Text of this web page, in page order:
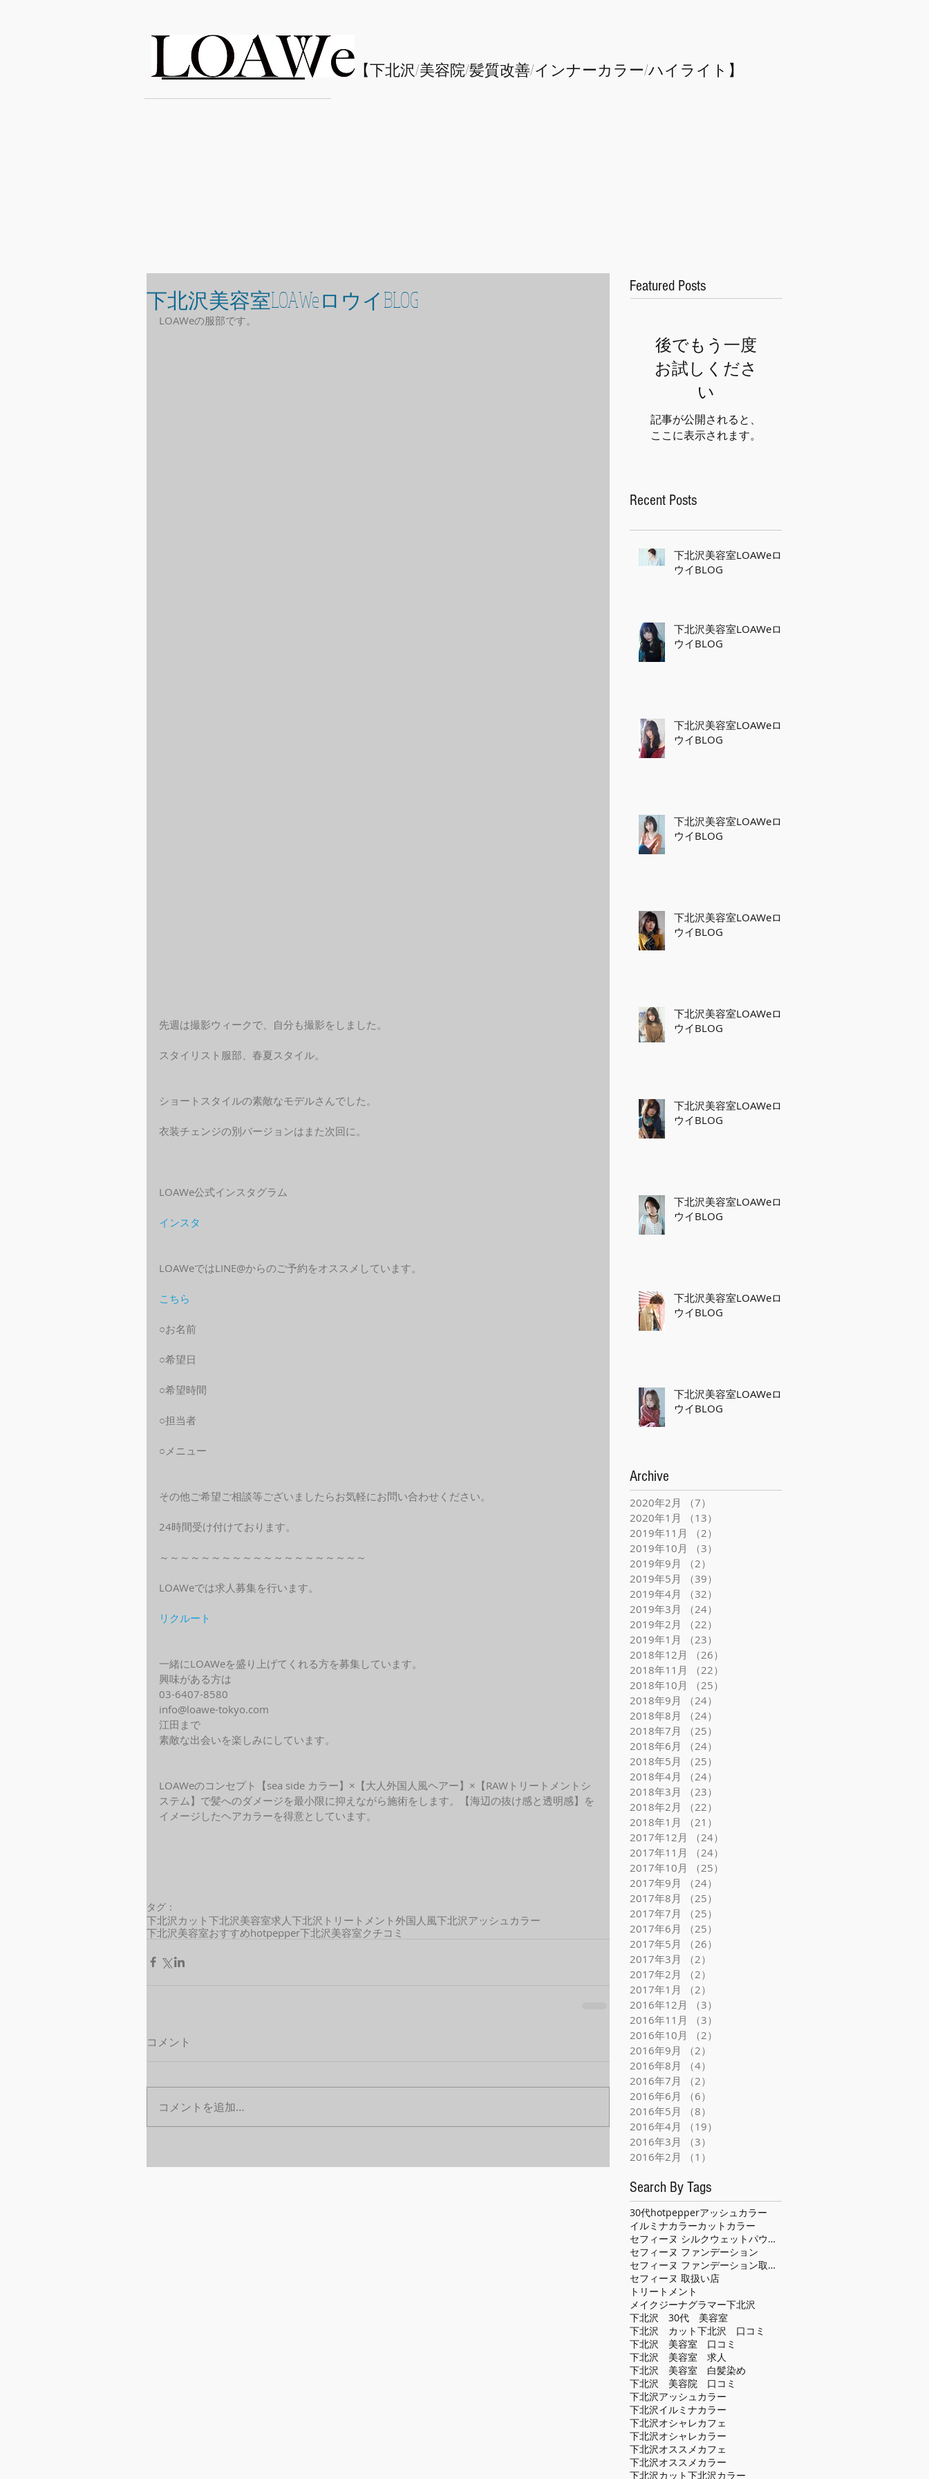
LOAWe ​【下北沢/美容院/髪質改善/インナーカラー/​ハイライト】
下北沢美容室LOAWeロウイBLOG
LOAWeの服部です。
先週は撮影ウィークで、自分も撮影をしました。
スタイリスト服部、春夏スタイル。
ショートスタイルの素敵なモデルさんでした。
衣装チェンジの別バージョンはまた次回に。
LOAWe公式インスタグラム
インスタ
LOAWeではLINE@からのご予約をオススメしています。
こちら
○お名前
○希望日
○希望時間
○担当者
○メニュー
その他ご希望ご相談等ございましたらお気軽にお問い合わせください。
24時間受け付けております。
～～～～～～～～～～～～～～～～～～～～
LOAWeでは求人募集を行います。
リクルート
一緒にLOAWeを盛り上げてくれる方を募集しています。
興味がある方は
03-6407-8580
info@loawe-tokyo.com
江田まで
素敵な出会いを楽しみにしています。
LOAWeのコンセプト【sea side カラー】×【大人外国人風ヘアー】×【RAWトリートメントシ
ステム】で髪へのダメージを最小限に抑えながら施術をします。【海辺の抜け感と透明感】を
イメージしたヘアカラーを得意としています。
タグ：
下北沢カット 下北沢美容室求人 下北沢トリートメント 外国人風下北沢アッシュカラー
下北沢美容室おすすめhotpepper下北沢美容室クチコミ
コメント
コメントを追加…
Featured Posts
後でもう一度
お試しくださ
い
記事が公開されると、
ここに表示されます。
Recent Posts
下北沢美容室LOAWeロ
ウイBLOG
下北沢美容室LOAWeロ
ウイBLOG
下北沢美容室LOAWeロ
ウイBLOG
下北沢美容室LOAWeロ
ウイBLOG
下北沢美容室LOAWeロ
ウイBLOG
下北沢美容室LOAWeロ
ウイBLOG
下北沢美容室LOAWeロ
ウイBLOG
下北沢美容室LOAWeロ
ウイBLOG
下北沢美容室LOAWeロ
ウイBLOG
下北沢美容室LOAWeロ
ウイBLOG
Archive
2020年2月 （7）
2020年1月
（13）
2019年11月
（2）
2019年10月
（3）
2019年9月
（2）
2019年5月
（39）
2019年4月
（32）
2019年3月
（24）
2019年2月
（22）
2019年1月
（23）
2018年12月
（26）
2018年11月
（22）
2018年10月
（25）
2018年9月
（24）
2018年8月
（24）
2018年7月
（25）
2018年6月
（24）
2018年5月
（25）
2018年4月
（24）
2018年3月
（23）
2018年2月
（22）
2018年1月
（21）
2017年12月
（24）
2017年11月
（24）
2017年10月
（25）
2017年9月
（24）
2017年8月
（25）
2017年7月
（25）
2017年6月
（25）
2017年5月
（26）
2017年3月
（2）
2017年2月
（2）
2017年1月
（2）
2016年12月
（3）
2016年11月
（3）
2016年10月
（2）
2016年9月
（2）
2016年8月
（4）
2016年7月
（2）
2016年6月
（6）
2016年5月
（8）
2016年4月
（19）
2016年3月
（3）
2016年2月
（1）
Search By Tags
30代hotpepperアッシュカラー
イルミナカラーカット カラー
セフィーヌ シルクウェットパウダー
セフィーヌ ファンデーション
セフィーヌ ファンデーション取扱い店
セフィーヌ 取扱い店
トリートメント
メイクジーナグラマー下北沢
下北沢 30代 美容室
下北沢 カット下北沢 口コミ
下北沢 美容室 口コミ
下北沢 美容室 求人
下北沢 美容室 白髪染め
下北沢 美容院 口コミ
下北沢アッシュカラー
下北沢イルミナカラー
下北沢オシャレカフェ
下北沢オシャレカラー
下北沢オススメカフェ
下北沢オススメカラー
下北沢カット下北沢カラー